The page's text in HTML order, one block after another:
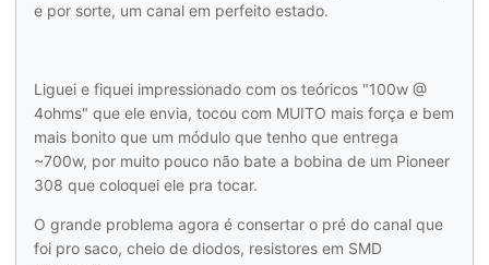
e por sorte, um canal em perfeito estado.
Liguei e fiquei impressionado com os teóricos "100w @
4ohms" que ele envia, tocou com MUITO mais força e bem
mais bonito que um módulo que tenho que entrega
~700w, por muito pouco não bate a bobina de um Pioneer
308 que coloquei ele pra tocar.
O grande problema agora é consertar o pré do canal que
foi pro saco, cheio de diodos, resistores em SMD